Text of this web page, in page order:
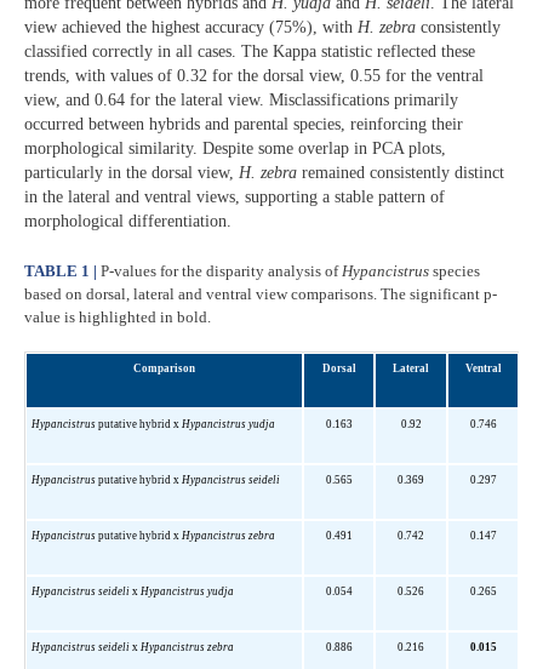
view achieved the highest accuracy (75%), with H. zebra consistently
classified correctly in all cases. The Kappa statistic reflected these
trends, with values of 0.32 for the dorsal view, 0.55 for the ventral
view, and 0.64 for the lateral view. Misclassifications primarily
occurred between hybrids and parental species, reinforcing their
morphological similarity. Despite some overlap in PCA plots,
particularly in the dorsal view, H. zebra remained consistently distinct
in the lateral and ventral views, supporting a stable pattern of
morphological differentiation.
TABLE 1 | P-values for the disparity analysis of Hypancistrus species
based on dorsal, lateral and ventral view comparisons. The significant p-
value is highlighted in bold.
Comparison Dorsal Lateral Ventral
Hypancistrusputative hybrid x Hypancistrus yudja 0.163 0.92 0.746
Hypancistrusputative hybrid x Hypancistrus seideli 0.565 0.369 0.297
Hypancistrusputative hybrid x Hypancistrus zebra 0.491 0.742 0.147
Hypancistrus seidelixHypancistrus yudja 0.054 0.526 0.265
Hypancistrus seidelix Hypancistrus zebra 0.886 0.216 0.015